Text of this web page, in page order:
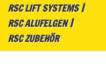
RSC LIFT SYSTEMS
RSC ALUFELGEN
RSC ZUBEHÖR